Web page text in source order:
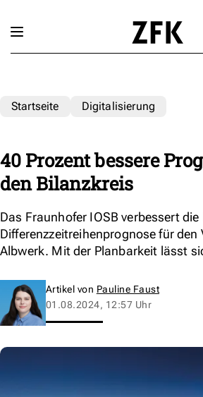
Startseite Digitalisierung
40 Prozent bessere
den Bilanzkreis
Das Fraunhofer IOSB verbessert die
Differenzzeitreihenprognose für
Albwerk. Mit der Planbarkeit lässt
Artikel von Pauline Faust
01.08.2024, 12:57 Uhr